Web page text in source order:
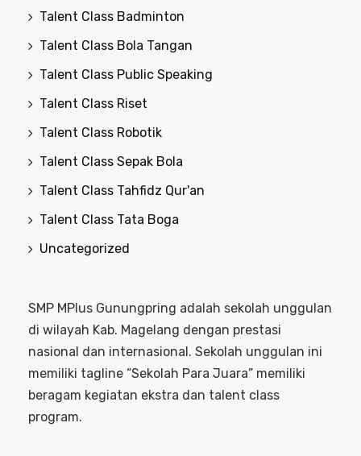
Talent Class Badminton
Talent Class Bola Tangan
Talent Class Public Speaking
Talent Class Riset
Talent Class Robotik
Talent Class Sepak Bola
Talent Class Tahfidz Qur'an
Talent Class Tata Boga
Uncategorized
SMP MPlus Gunungpring adalah sekolah unggulan
di wilayah Kab. Magelang dengan prestasi
nasional dan internasional. Sekolah unggulan ini
memiliki tagline “Sekolah Para Juara” memiliki
beragam kegiatan ekstra dan talent class
program.